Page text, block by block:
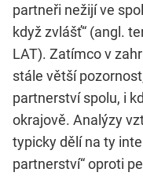
partneři nežijí ve
když zvlášť“ (angl.
LAT). Zatímco v
stále větší
partnerství spolu, i
okrajově. Analýzy
typicky dělí na ty
partnerství“ oproti